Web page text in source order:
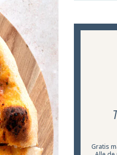
Gratis